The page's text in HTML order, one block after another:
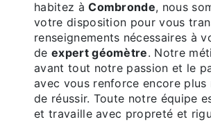
habitez àCombronde, nous
votre disposition pour vous
renseignements nécessaires à
de expert géomètre. Notre
avant tout notre passion et le
avec vous renforce encore plus
de réussir. Toute notre équipe
et travaille avec propreté et